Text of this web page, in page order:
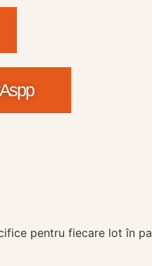
pentru fiecare lot în